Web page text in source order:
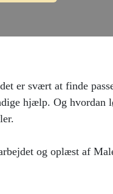
er svært at finde
hjælp. Og hvordan
og oplæst af